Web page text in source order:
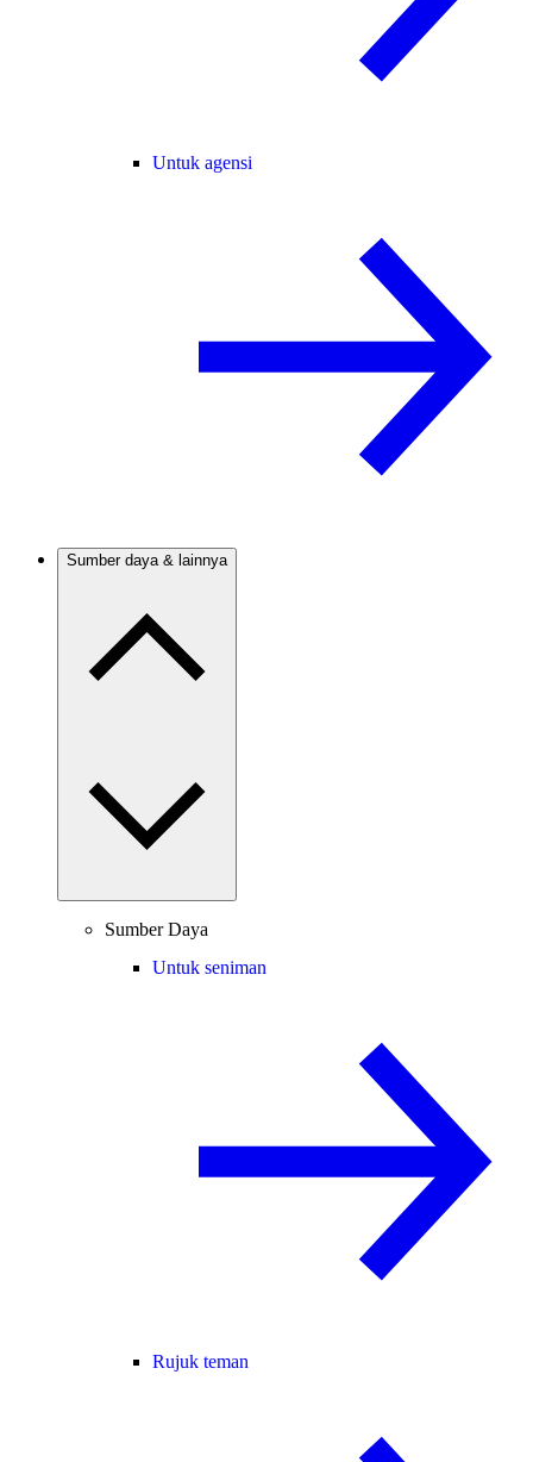
Untuk agensi
Sumber daya & lainnya
Sumber Daya
Untuk seniman
Rujuk teman